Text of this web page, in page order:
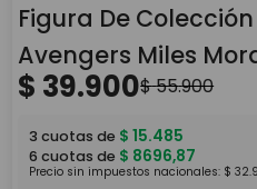
4 .
monopatin
5. toy story
Figura De
Avengers Miles
$ 39.900$55.900
3 cuotas de $ 15.485
6 cuotas de $ 8696,87
Precio sin impuestos nacionales: $ 32.